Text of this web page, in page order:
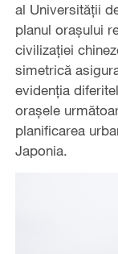
al Universității
planul orașului
civilizației
simetrică
evidenția
orașele
planificarea
Japonia.